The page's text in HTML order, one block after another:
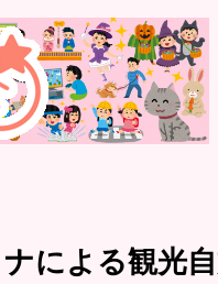
による観光